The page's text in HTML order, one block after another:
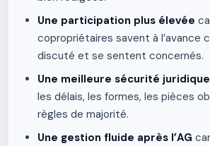
Une participation plus élevée
copropriétaires savent à l’avance
discuté et se sentent concernés.
Une meilleure sécurité juridique
les délais, les formes, les pièces
règles de majorité.
Une gestion fluide après l’AG